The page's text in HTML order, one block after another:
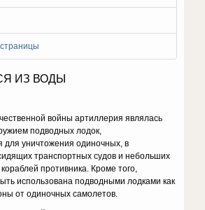
ИЗ ВОДЫ
войны артиллерия являлась
подводных лодок,
для уничтожения одиночных, в
транспортных судов и небольших
противника. Кроме того,
использована подводными лодками как
от одиночных самолетов.